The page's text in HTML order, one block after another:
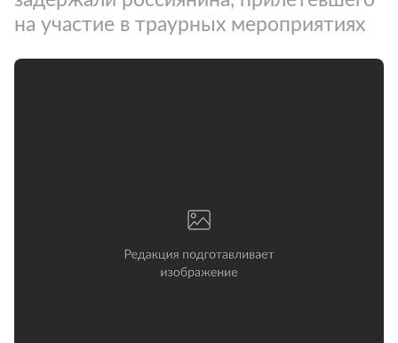
на участие в траурных мероприятиях